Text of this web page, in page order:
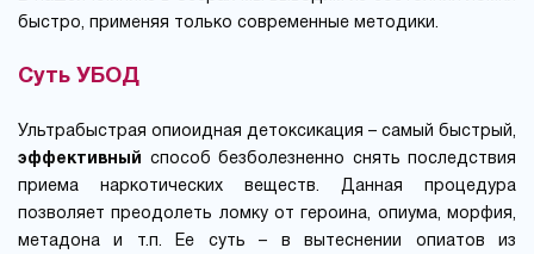
быстро, применяя только современные методики.
Суть УБОД
Ультрабыстрая опиоидная детоксикация – самый быстрый,
эффективный
способ безболезненно снять последствия
приема наркотических веществ. Данная процедура
позволяет преодолеть ломку от героина, опиума, морфия,
метадона и т.п. Ее суть – в вытеснении опиатов из